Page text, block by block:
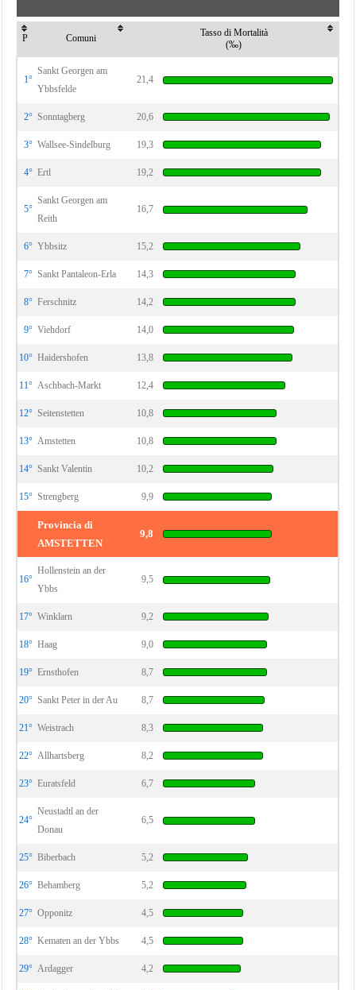
P Comuni
Tasso di Mortalità
(‰)
1°
Sankt Georgen am
Ybbsfelde
21,4
2° Sonntagberg 20,6
3° Wallsee-Sindelburg 19,3
4° Ertl 19,2
5°
Sankt Georgen am
Reith
16,7
6° Ybbsitz 15,2
7° Sankt Pantaleon-Erla 14,3
8° Ferschnitz 14,2
9° Viehdorf 14,0
10° Haidershofen 13,8
11° Aschbach-Markt 12,4
12° Seitenstetten 10,8
13° Amstetten 10,8
14° Sankt Valentin 10,2
15° Strengberg 9,9
Provincia di
AMSTETTEN
9,8
16°
Hollenstein an der
Ybbs
9,5
17° Winklarn 9,2
18° Haag 9,0
19° Ernsthofen 8,7
20° Sankt Peter in der Au 8,7
21° Weistrach 8,3
22° Allhartsberg 8,2
23° Euratsfeld 6,7
24°
Neustadtl an der
Donau
6,5
25° Biberbach 5,2
26° Behamberg 5,2
27° Opponitz 4,5
28° Kematen an der Ybbs 4,5
29° Ardagger 4,2